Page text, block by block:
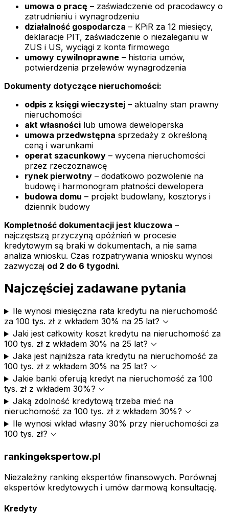
umowa o pracę – zaświadczenie od pracodawcy o
zatrudnieniu i wynagrodzeniu
działalność gospodarcza – KPiR za 12 miesięcy,
deklaracje PIT, zaświadczenie o niezaleganiu w
ZUS i US, wyciągi z konta firmowego
umowy cywilnoprawne – historia umów,
potwierdzenia przelewów wynagrodzenia
Dokumenty dotyczące nieruchomości:
odpis z księgi wieczystej – aktualny stan prawny
nieruchomości
akt własności lub umowa deweloperska
umowa przedwstępna sprzedaży z określoną
ceną i warunkami
operat szacunkowy – wycena nieruchomości
przez rzeczoznawcę
rynek pierwotny – dodatkowo pozwolenie na
budowę i harmonogram płatności dewelopera
budowa domu – projekt budowlany, kosztorys i
dziennik budowy
Kompletność dokumentacji jest kluczowa –
najczęstszą przyczyną opóźnień w procesie
kredytowym są braki w dokumentach, a nie sama
analiza wniosku. Czas rozpatrywania wniosku wynosi
zazwyczaj od 2 do 6 tygodni.
Najczęściej zadawane pytania
Ile wynosi miesięczna rata kredytu na nieruchomość
za 100 tys. zł z wkładem 30% na 25 lat? expand_more
Jaki jest całkowity koszt kredytu na nieruchomość za
100 tys. zł z wkładem 30% na 25 lat? expand_more
Jaka jest najniższa rata kredytu na nieruchomość za
100 tys. zł z wkładem 30% na 25 lat? expand_more
Jakie banki oferują kredyt na nieruchomość za 100
tys. zł z wkładem 30%? expand_more
Jaką zdolność kredytową trzeba mieć na
nieruchomość za 100 tys. zł z wkładem 30%? expand_more
Ile wynosi wkład własny 30% przy nieruchomości za
100 tys. zł? expand_more
rankingekspertow.pl
Niezależny ranking ekspertów finansowych. Porównaj
ekspertów kredytowych i umów darmową konsultację.
Kredyty